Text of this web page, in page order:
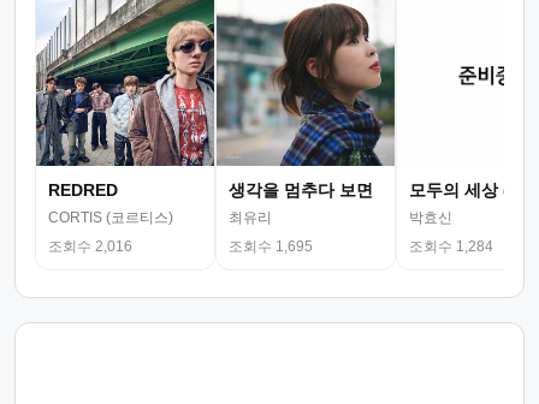
REDRED
CORTIS (코르티스)
조회수 2,016
생각을 멈추다 보면
최유리
조회수 1,695
모두의 세상 (뮤
박효신
조회수 1,284